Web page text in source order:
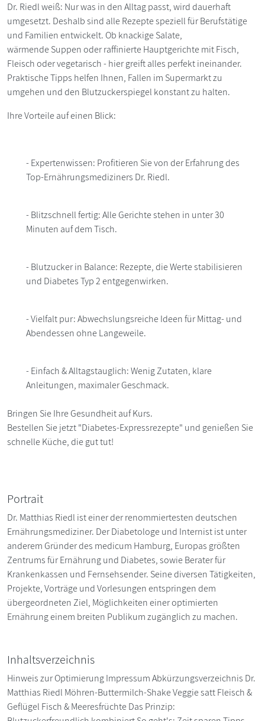
Dr. Riedl weiß: Nur was in den Alltag passt, wird dauerhaft
umgesetzt. Deshalb sind alle Rezepte speziell für Berufstätige
und Familien entwickelt. Ob knackige Salate,
wärmende Suppen oder raffinierte Hauptgerichte mit Fisch,
Fleisch oder vegetarisch - hier greift alles perfekt ineinander.
Praktische Tipps helfen Ihnen, Fallen im Supermarkt zu
umgehen und den Blutzuckerspiegel konstant zu halten.
Ihre Vorteile auf einen Blick:
- Expertenwissen: Profitieren Sie von der Erfahrung des
Top-Ernährungsmediziners Dr. Riedl.
- Blitzschnell fertig: Alle Gerichte stehen in unter 30
Minuten auf dem Tisch.
- Blutzucker in Balance: Rezepte, die Werte stabilisieren
und Diabetes Typ 2 entgegenwirken.
- Vielfalt pur: Abwechslungsreiche Ideen für Mittag- und
Abendessen ohne Langeweile.
- Einfach & Alltagstauglich: Wenig Zutaten, klare
Anleitungen, maximaler Geschmack.
Bringen Sie Ihre Gesundheit auf Kurs.
Bestellen Sie jetzt "Diabetes-Expressrezepte" und genießen Sie
schnelle Küche, die gut tut!
Portrait
Dr. Matthias Riedl ist einer der renommiertesten deutschen
Ernährungsmediziner. Der Diabetologe und Internist ist unter
anderem Gründer des medicum Hamburg, Europas größten
Zentrums für Ernährung und Diabetes, sowie Berater für
Krankenkassen und Fernsehsender. Seine diversen Tätigkeiten,
Projekte, Vorträge und Vorlesungen entspringen dem
übergeordneten Ziel, Möglichkeiten einer optimierten
Ernährung einem breiten Publikum zugänglich zu machen.
Inhaltsverzeichnis
Hinweis zur Optimierung Impressum Abkürzungsverzeichnis Dr.
Matthias Riedl Möhren-Buttermilch-Shake Veggie satt Fleisch &
Geflügel Fisch & Meeresfrüchte Das Prinzip: